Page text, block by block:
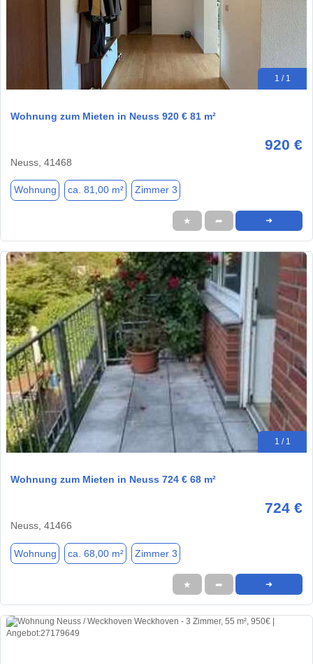
1 / 1
Wohnung zum Mieten in Neuss 920 € 81 m²
920 €
Neuss, 41468
Wohnung ca. 81,00 m² Zimmer 3
★ ➦ ➜
1 / 1
Wohnung zum Mieten in Neuss 724 € 68 m²
724 €
Neuss, 41466
Wohnung ca. 68,00 m² Zimmer 3
★ ➦ ➜